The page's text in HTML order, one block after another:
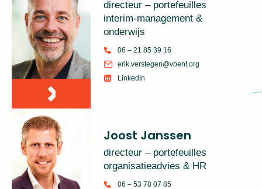
directeur – portefeuilles
interim-management &
onderwijs
06 – 21 85 39 16
erik.verstegen@vbent.org
LinkedIn
Joost Janssen
directeur – portefeuilles
organisatieadvies & HR
06 – 53 78 07 85